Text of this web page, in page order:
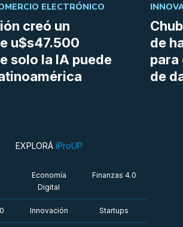
creó un
u$s47.500
solo la IA puede
ELECTRÓNICO
de
para
de
EXPLORÁ iProUP
Economía
Digital
Finanzas 4.0
Innovación Startups